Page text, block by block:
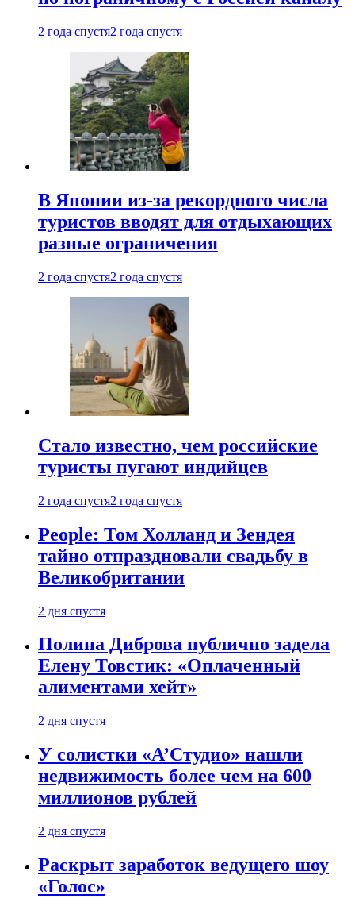
2 года спустя2 года спустя
В Японии из-за рекордного числа
туристов вводят для отдыхающих
разные ограничения
2 года спустя2 года спустя
Стало известно, чем российские
туристы пугают индийцев
2 года спустя2 года спустя
People: Том Холланд и Зендея
тайно отпраздновали свадьбу в
Великобритании
2 дня спустя
Полина Диброва публично задела
Елену Товстик: «Оплаченный
алиментами хейт»
2 дня спустя
У солистки «А’Студио» нашли
недвижимость более чем на 600
миллионов рублей
2 дня спустя
Раскрыт заработок ведущего шоу
«Голос»